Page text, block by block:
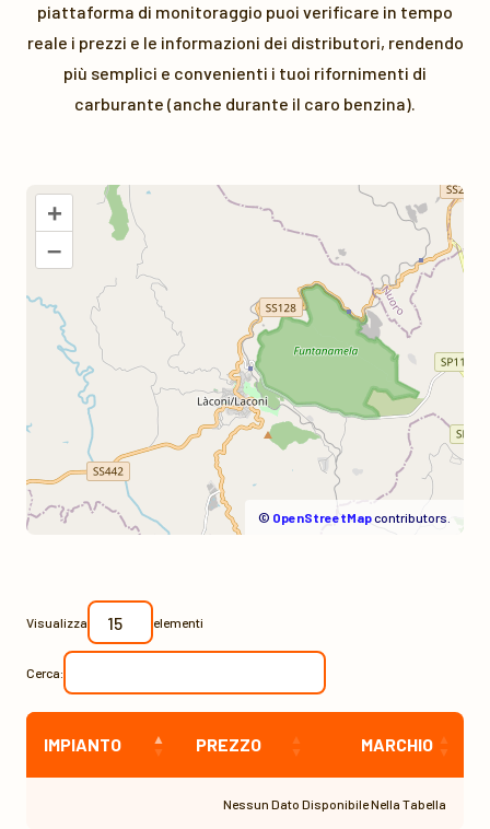
piattaforma di monitoraggio puoi verificare in tempo
reale i prezzi e le informazioni dei distributori, rendendo
più semplici e convenienti i tuoi rifornimenti di
carburante (anche durante il caro benzina).
+
–
© OpenStreetMapcontributors.
Visualizza elementi
Cerca:
IMPIANTO PREZZO MARCHIO
Nessun Dato Disponibile Nella Tabella